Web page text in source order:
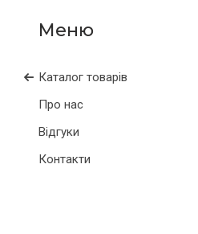
Каталог товарів
Про нас
Відгуки
Контакти